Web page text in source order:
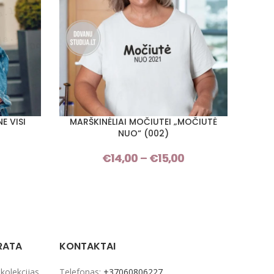
VISI
PASIRINKTI SAVYBES
MARŠKINĖLIAI MOČIUTEI „MOČIUTĖ
NUO“ (002)
€14,00 – €15,00
KONTAKTAI
Telefonas: +37060806227